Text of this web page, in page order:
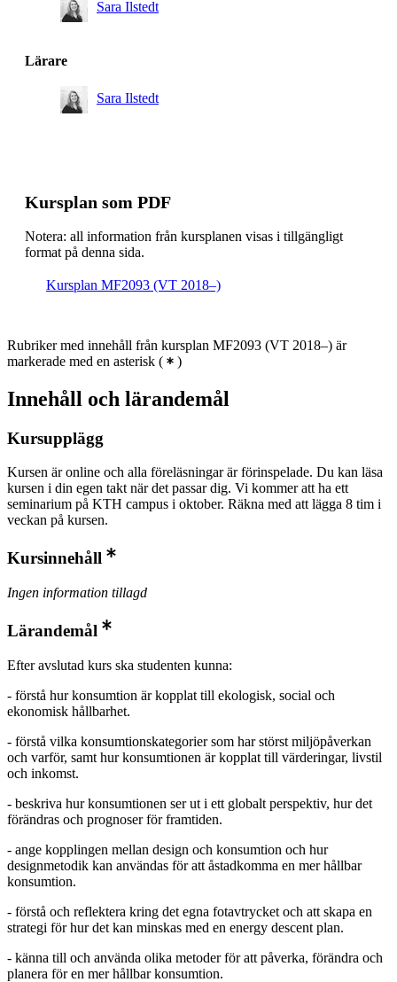
Sara Ilstedt
Lärare
Sara Ilstedt
Kursplan som PDF
Notera: all information från kursplanen visas i tillgängligt
format på denna sida.
Kursplan MF2093 (VT 2018–)
Rubriker med innehåll från kursplan MF2093 (VT 2018–) är
markerade med en asterisk ( )
Innehåll och lärandemål
Kursupplägg
Kursen är online och alla föreläsningar är förinspelade. Du kan läsa
kursen i din egen takt när det passar dig. Vi kommer att ha ett
seminarium på KTH campus i oktober. Räkna med att lägga 8 tim i
veckan på kursen.
Kursinnehåll
Ingen information tillagd
Lärandemål
Efter avslutad kurs ska studenten kunna:
- förstå hur konsumtion är kopplat till ekologisk, social och
ekonomisk hållbarhet.
- förstå vilka konsumtionskategorier som har störst miljöpåverkan
och varför, samt hur konsumtionen är kopplat till värderingar, livstil
och inkomst.
- beskriva hur konsumtionen ser ut i ett globalt perspektiv, hur det
förändras och prognoser för framtiden.
- ange kopplingen mellan design och konsumtion och hur
designmetodik kan användas för att åstadkomma en mer hållbar
konsumtion.
- förstå och reflektera kring det egna fotavtrycket och att skapa en
strategi för hur det kan minskas med en energy descent plan.
- känna till och använda olika metoder för att påverka, förändra och
planera för en mer hållbar konsumtion.